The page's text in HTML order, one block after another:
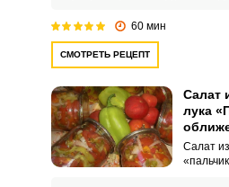
60 мин
СМОТРЕТЬ РЕЦЕПТ
Салат
лука
Салат